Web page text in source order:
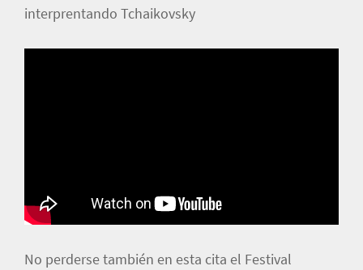
interprentando Tchaikovsky
No perderse también en esta cita el Festival